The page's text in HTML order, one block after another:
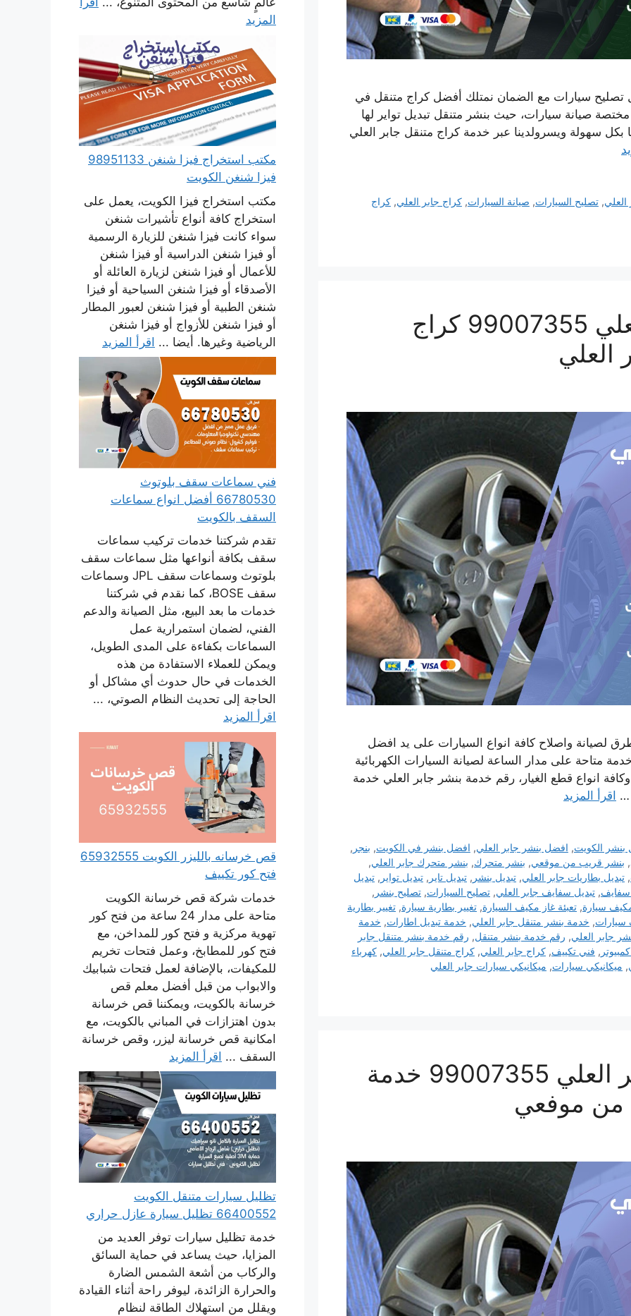
تصليح سيارات مع الضمان نمتلك أفضل كراج متنقل في
صيانة سيارات، حيث بنشر متنقل تبديل تواير لها
سهولة ويسرولدينا عبر خدمة كراج متنقل جابر العلي
العلي,تصليح السيارات, صيانة السيارات,كراج جابر العلي,كراج
رقم خدمة بنشر جابر العلي 99007355 كراج
العلي
لصيانة واصلاح كافة انواع السيارات على يد افضل
متاحة على مدار الساعة لصيانة السيارات الكهربائية
وكافة انواع قطع الغيار، رقم خدمة بنشر جابر العلي خدمة
… اقرأ المزيد
بنشر الكويت, افضل بنشر جابر العلي, افضل بنشر في الكويت, بنجر ,
, بنشر قريب من موقعي, بنشر متحرك, بنشر متحرك جابر العلي,
, تبديل بطاريات جابر العلي, تبديل بنشر , تبديل تاير , تبديل تواير , تبديل
سفايف, تبديل سفايف جابر العلي, تصليح السيارات, تصليح بنشر ,
سيارة, تعبئة غاز مكيف السيارة, تغيير بطارية سيارة, تغيير بطارية
سيارات, خدمة بنشر متنقل جابر العلي, خدمة تبديل اطارات, خدمة
جابر العلي, رقم خدمة بنشر متنقل, رقم خدمة بنشر متنقل جابر
, فني تكييف, كراج جابر العلي, كراج متنقل جابر العلي, كهرباء
, ميكانيكي سيارات, ميكانيكي سيارات جابر العلي
اقرب بنشر سيارات جابر العلي 99007355 خدمة
من موفعي
المزيد
مكتب استخراج فيزا شنغن 98951133
فيزا شنغن الكويت
مكتب استخراج فيزا الكويت، يعمل على
استخراج كافة أنواع تأشيرات شنغن
سواء كانت فيزا شنغن للزيارة الرسمية
أو فيزا شنغن الدراسية أو فيزا شنغن
للأعمال أو فيزا شنغن لزيارة العائلة أو
الأصدقاء أو فيزا شنغن السياحية أو فيزا
شنغن الطبية أو فيزا شنغن لعبور المطار
أو فيزا شنغن للأزواج أو فيزا شنغن
الرياضية وغيرها. أيضا ... اقرأ المزيد
فني سماعات سقف بلوتوث
66780530 أفضل انواع سماعات
السقف بالكويت
تقدم شركتنا خدمات تركيب سماعات
سقف بكافة أنواعها مثل سماعات سقف
بلوتوث وسماعات سقف JPL وسماعات
سقف BOSE، كما نقدم في شركتنا
خدمات ما بعد البيع، مثل الصيانة والدعم
الفني، لضمان استمرارية عمل
السماعات بكفاءة على المدى الطويل،
ويمكن للعملاء الاستفادة من هذه
الخدمات في حال حدوث أي مشاكل أو
الحاجة إلى تحديث النظام الصوتي، ...
اقرأ المزيد
قص خرسانه بالليزر الكويت 65932555
فتح كور تكييف
خدمات شركة قص خرسانة الكويت
متاحة على مدار 24 ساعة من فتح كور
تهوية مركزية و فتح كور للمداخن، مع
فتح كور للمطابخ، وعمل فتحات تخريم
للمكيفات، بالإضافة لعمل فتحات شبابيك
والابواب من قبل أفضل معلم قص
خرسانة بالكويت، ويمكننا قص خرسانة
بدون اهتزازات في المباني بالكويت، مع
امكانية قص خرسانة ليزر، وقص خرسانة
السقف ... اقرأ المزيد
تظليل سيارات متنقل الكويت
66400552 تظليل سيارة عازل حراري
خدمة تظليل سيارات توفر العديد من
المزايا، حيث يساعد في حماية السائق
والركاب من أشعة الشمس الضارة
والحرارة الزائدة، ليوفر راحة أثناء القيادة
ويقلل من استهلاك الطاقة لنظام